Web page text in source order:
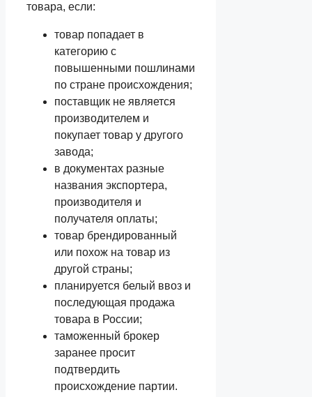
товара, если:
товар попадает в
категорию с
повышенными пошлинами
по стране происхождения;
поставщик не является
производителем и
покупает товар у другого
завода;
в документах разные
названия экспортера,
производителя и
получателя оплаты;
товар брендированный
или похож на товар из
другой страны;
планируется белый ввоз и
последующая продажа
товара в России;
таможенный брокер
заранее просит
подтвердить
происхождение партии.